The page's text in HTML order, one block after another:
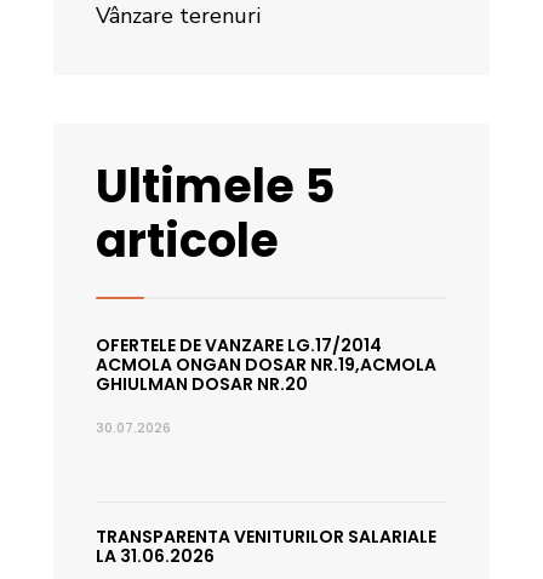
Vânzare terenuri
Ultimele 5
articole
OFERTELE DE VANZARE LG.17/2014
ACMOLA ONGAN DOSAR NR.19,ACMOLA
GHIULMAN DOSAR NR.20
30.07.2026
TRANSPARENTA VENITURILOR SALARIALE
LA 31.06.2026